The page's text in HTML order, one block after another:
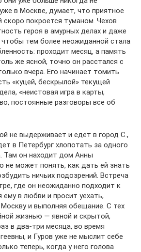
в Москве, думает, что приятное
скоро покроется туманом. Чехов
героя в амурных делах и даже
тем более неожиданной стала
проходит месяц, а память
же ясной, точно он расстался с
вчера. Его начинает томить
«куцей, бескрылой» текущей
«неистовая игра в карты,
постоянные разговоры все об
не выдерживает и едет в город С.,
в Петербург хлопотать за одного
Там он находит дом Анны
не может понять, как дать ей знать
ничьих подозрений. Встреча
где он неожиданно подходит к
ему в любви и просит уехать,
и выполняя обещание. С тех
жизнью — явной и скрытой,
в два-три месяца, во время
и Гуров уже не мыслит себе
теперь, когда у него голова